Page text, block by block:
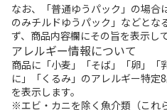
なお、「普通ゆうパック」の場合
のみチルドゆうパック」などとな
ず、商品内容欄にその旨を表示し
アレルギー情報について
商品に「小麦」「そば」「卵」「
に」「くるみ」のアレルギー特定
を表示します。
※エビ・カニを除く魚介類（これ